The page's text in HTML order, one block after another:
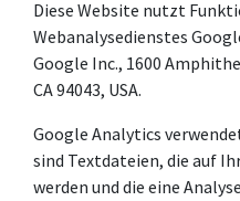
Diese Website nutzt
Webanalysedienstes
Google Inc., 1600
CA 94043, USA.
Google Analytics
sind Textdateien, die auf
werden und die eine